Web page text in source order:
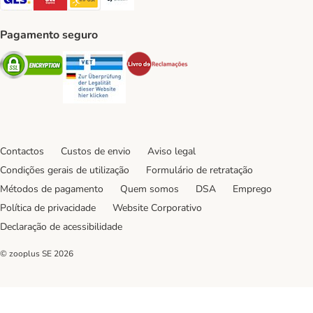
Pagamento seguro
Security Security
Contactos Custos de envio
Aviso legal
Condições gerais de utilização
Formulário de retratação
Métodos de pagamento
Quem somos DSA
Emprego
Política de privacidade
Website Corporativo
Declaração de acessibilidade
© zooplus SE 2026